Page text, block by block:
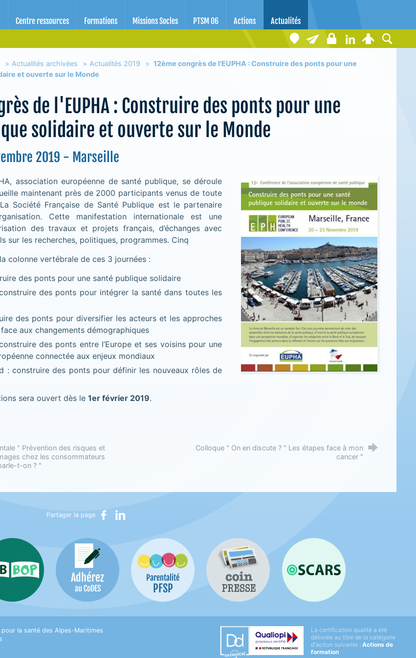
pour la santé des Alpes-Maritimes
Centre ressources Formations Missions Socles PTSM 06 Actions Actualités
Actualités archivées Actualités 2019
12ème congrès de l'EUPHA : Construire des ponts pour une
et ouverte sur le Monde
de l'EUPHA : Construire des ponts pour une
solidaire et ouverte sur le Monde
2019 - Marseille
association européenne de santé publique, se déroule
maintenant près de 2000 participants venus de toute
Société Française de Santé Publique est le partenaire
Cette manifestation internationale est une
des travaux et projets français, d’échanges avec
sur les recherches, politiques, programmes. Cinq
colonne vertébrale de ces 3 journées :
des ponts pour une santé publique solidaire
des ponts pour intégrer la santé dans toutes les
des ponts pour diversifier les acteurs et les approches
aux changements démographiques
des ponts entre l’Europe et ses voisins pour une
connectée aux enjeux mondiaux
: construire des ponts pour définir les nouveaux rôles de
sera ouvert dès le 1er février 2019.
" Prévention des risques et
chez les consommateurs
t-on ? "
Colloque " On en discute ? " Les étapes face à mon
cancer "
Partager la page Partager sur Facebook
Partager sur LinkedIn
Bib-Bop Adhérez
au CoDES
Parentalité
PFSP
Coin presse OSCARS
la santé des Alpes-Maritimes
Datadock Qualiopi
La certification qualité a été
délivrée au titre de la catégorie
d'action suivante : Actions de
formation